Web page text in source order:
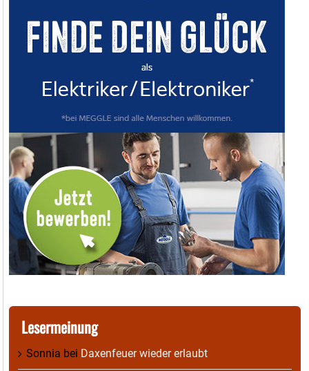
Lesermeinung
Sonnia bei Daxenfeuer wieder erlaubt